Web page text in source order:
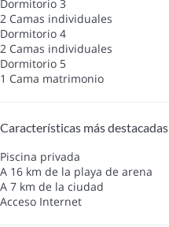
Dormitorio 3
2 Camas individuales
Dormitorio 4
2 Camas individuales
Dormitorio 5
1 Cama matrimonio
Características más destacadas
Piscina privada
A 16 km de la playa de arena
A 7 km de la ciudad
Acceso Internet